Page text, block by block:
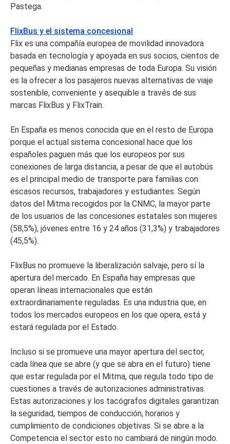
Pastega.
FlixBus y el sistema concesional
Flix es una compañía europea de movilidad innovadora
basada en tecnología y apoyada en sus socios, cientos de
pequeñas y medianas empresas de toda Europa. Su visión
es la ofrecer a los pasajeros nuevas alternativas de viaje
sostenible, conveniente y asequible a través de sus
marcas FlixBus y FlixTrain.
En España es menos conocida que en el resto de Europa
porque el actual sistema concesional hace que los
españoles paguen más que los europeos por sus
conexiones de larga distancia, a pesar de que el autobús
es el principal medio de transporte para familias con
escasos recursos, trabajadores y estudiantes. Según
datos del Mitma recogidos por la CNMC, la mayor parte
de los usuarios de las concesiones estatales son mujeres
(58,5%), jóvenes entre 16 y 24 años (31,3%) y trabajadores
(45,5%).
FlixBus no promueve la liberalización salvaje, pero sí la
apertura del mercado. En España hay empresas que
operan líneas internacionales que están
extraordinariamente reguladas. Es una industria que, en
todos los mercados europeos en los que opera, está y
estará regulada por el Estado.
Incluso si se promueve una mayor apertura del sector,
cada línea que se abre (y que se abra en el futuro) tiene
que estar regulada por el Mitma, que regula todo tipo de
cuestiones a través de autorizaciones administrativas.
Estas autorizaciones y los tacógrafos digitales garantizan
la seguridad, tiempos de conducción, horarios y
cumplimiento de condiciones objetivas. Si se abre a la
Competencia el sector esto no cambiará de ningún modo.